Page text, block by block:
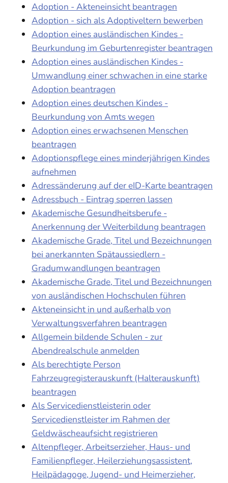
Adoption - Akteneinsicht beantragen
Adoption - sich als Adoptiveltern bewerben
Adoption eines ausländischen Kindes -
Beurkundung im Geburtenregister beantragen
Adoption eines ausländischen Kindes -
Umwandlung einer schwachen in eine starke
Adoption beantragen
Adoption eines deutschen Kindes -
Beurkundung von Amts wegen
Adoption eines erwachsenen Menschen
beantragen
Adoptionspflege eines minderjährigen Kindes
aufnehmen
Adressänderung auf der eID-Karte beantragen
Adressbuch - Eintrag sperren lassen
Akademische Gesundheitsberufe -
Anerkennung der Weiterbildung beantragen
Akademische Grade, Titel und Bezeichnungen
bei anerkannten Spätaussiedlern -
Gradumwandlungen beantragen
Akademische Grade, Titel und Bezeichnungen
von ausländischen Hochschulen führen
Akteneinsicht in und außerhalb von
Verwaltungsverfahren beantragen
Allgemein bildende Schulen - zur
Abendrealschule anmelden
Als berechtigte Person
Fahrzeugregisterauskunft (Halterauskunft)
beantragen
Als Servicedienstleisterin oder
Servicedienstleister im Rahmen der
Geldwäscheaufsicht registrieren
Altenpfleger, Arbeitserzieher, Haus- und
Familienpfleger, Heilerziehungsassistent,
Heilpädagoge, Jugend- und Heimerzieher,